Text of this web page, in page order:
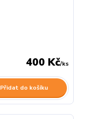
400 Kč/ks
Přidat do košíku